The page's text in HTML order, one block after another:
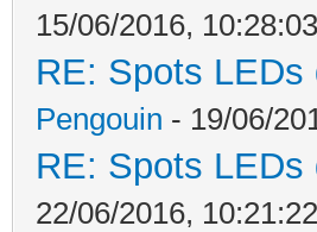
15/06/2016, 10:28:03
RE: Spots
Pengouin - 19/06/
RE: Spots
22/06/2016, 10:21:22